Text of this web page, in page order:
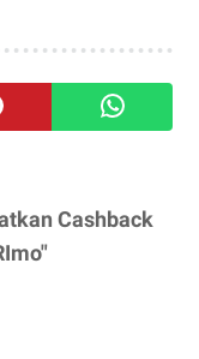
Cashback